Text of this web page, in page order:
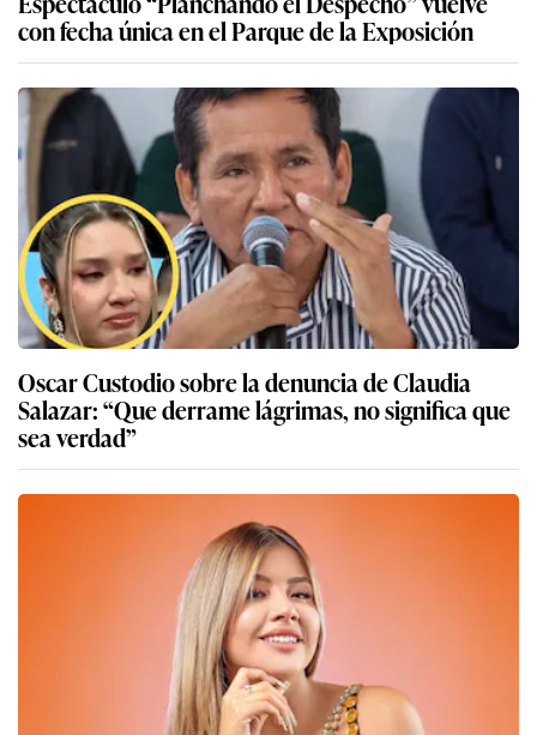
con fecha única en el Parque de la Exposición
Oscar Custodio sobre la denuncia de Claudia
Salazar: “Que derrame lágrimas, no significa que
sea verdad”